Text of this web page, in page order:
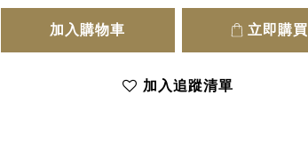
加入購物車 立即購買
加入追蹤清單